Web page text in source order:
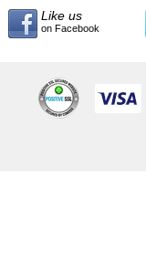
Like us
on Facebook